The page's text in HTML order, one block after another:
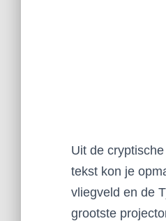
Uit de cryptische
tekst kon je
vliegveld en de
grootste